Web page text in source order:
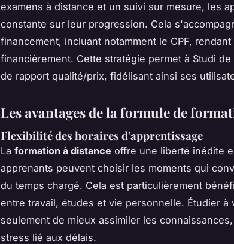
examens à distance et un suivi sur mesure, les
constante sur leur progression. Cela
financement, incluant notamment le CPF,
financièrement. Cette stratégie permet à Studi
de rapport qualité/prix, fidélisant ainsi ses
Les avantages de la formule de
Flexibilité des horaires d'apprentissage
La formation à distance offre une liberté inédite
apprenants peuvent choisir les moments qui
du temps chargé. Cela est particulièrement
entre travail, études et vie personnelle. Étudier à
seulement de mieux assimiler les
stress lié aux délais.